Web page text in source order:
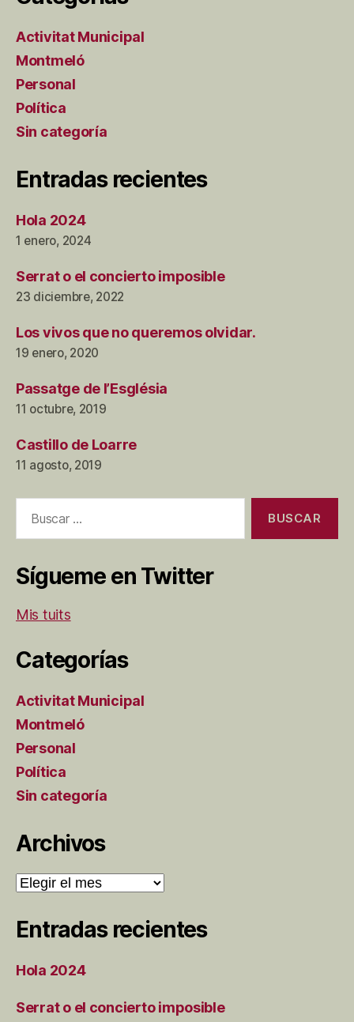
Activitat Municipal
Montmeló
Personal
Política
Sin categoría
Entradas recientes
Hola 2024
1 enero, 2024
Serrat o el concierto imposible
23 diciembre, 2022
Los vivos que no queremos olvidar.
19 enero, 2020
Passatge de l’Església
11 octubre, 2019
Castillo de Loarre
11 agosto, 2019
Sígueme en Twitter
Mis tuits
Categorías
Activitat Municipal
Montmeló
Personal
Política
Sin categoría
Archivos
Archivos
Entradas recientes
Hola 2024
Serrat o el concierto imposible